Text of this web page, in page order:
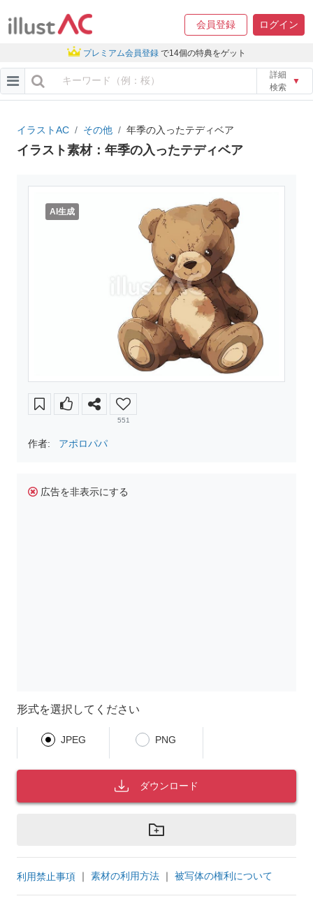
会員登録 ログイン
プレミアム会員登録 で14個の特典をゲット
詳細
検索
▼
イラストAC その他 年季の入ったテディベア
イラスト素材：年季の入ったテディベア
AI生成
551
作者: アポロパパ
広告を非表示にする
形式を選択してください
JPEG PNG
ダウンロード
利用禁止事項 ｜ 素材の利用方法 ｜ 被写体の権利について